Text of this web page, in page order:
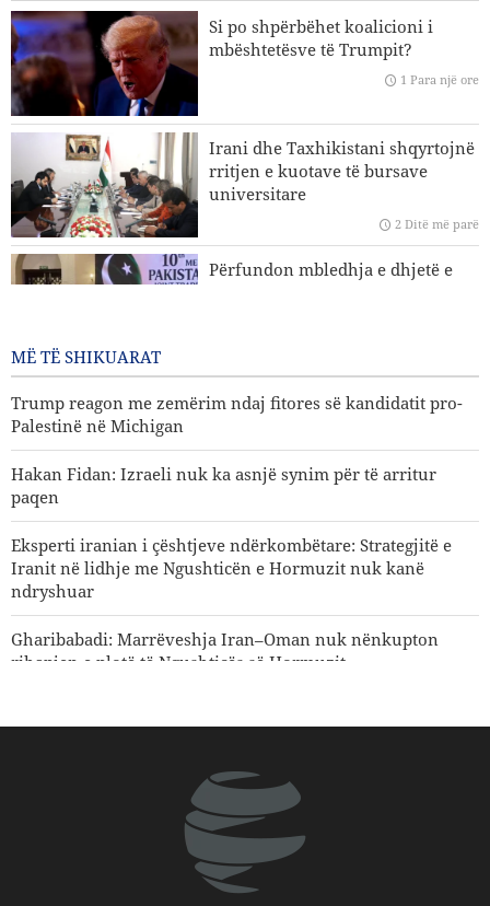
Sulme ajrore dhe bombardime artilerie të regjimit sionist
në jug të Libanit
Eksperti iranian i çështjeve ndërkombëtare: Strategjitë e
Iranit në lidhje me Ngushticën e Hormuzit nuk kanë
ndryshuar
Hakan Fidan: Izraeli nuk ka asnjë synim për të arritur
paqen
Trump reagon me zemërim ndaj fitores së kandidatit pro-
Palestinë në Michigan
Si po shpërbëhet koalicioni i
mbështetësve të Trumpit?
1 Para një ore
Irani dhe Taxhikistani shqyrtojnë
rritjen e kuotave të bursave
universitare
2 Ditë më parë
Përfundon mbledhja e dhjetë e
MË TË SHIKUARAT
Trump reagon me zemërim ndaj fitores së kandidatit pro-
Palestinë në Michigan
Hakan Fidan: Izraeli nuk ka asnjë synim për të arritur
paqen
Eksperti iranian i çështjeve ndërkombëtare: Strategjitë e
Iranit në lidhje me Ngushticën e Hormuzit nuk kanë
ndryshuar
Gharibabadi: Marrëveshja Iran–Oman nuk nënkupton
rihapjen e plotë të Ngushticës së Hormuzit
në jug të Libanit
Sanaa paralajmëron ashpër Riadin
Si po shpërbëhet koalicioni i mbështetësve të Trumpit?
Analizë | Erozioni i arsenalit amerikan në luftën me